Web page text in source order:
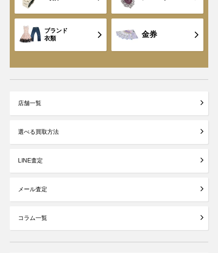
ブランド
衣類
金券
店舗一覧
選べる買取方法
LINE査定
メール査定
コラム一覧